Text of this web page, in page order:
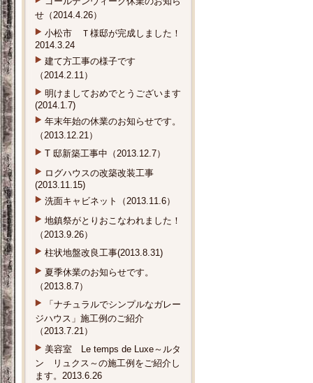
せ（2014.4.26）
小松市 Ｔ様邸が完成しました！
2014.3.24
建て方工事の様子です
（2014.2.11）
明けましておめでとうございます
(2014.1.7)
年末年始の休業のお知らせです。
（2013.12.21）
T 邸新築工事中（2013.12.7）
ログハウスの改築改装工事
(2013.11.15)
洗面キャビネット（2013.11.6）
地鎮祭がとりおこなわれました！
（2013.9.26）
柱状地盤改良工事(2013.8.31)
夏季休業のお知らせです。
（2013.8.7）
「ナチュラルでシンプルなガレー
ジハウス」施工例のご紹介
（2013.7.21）
美容室 Le temps de Luxe～ルタ
ン リュクス～の施工例をご紹介し
ます。2013.6.26